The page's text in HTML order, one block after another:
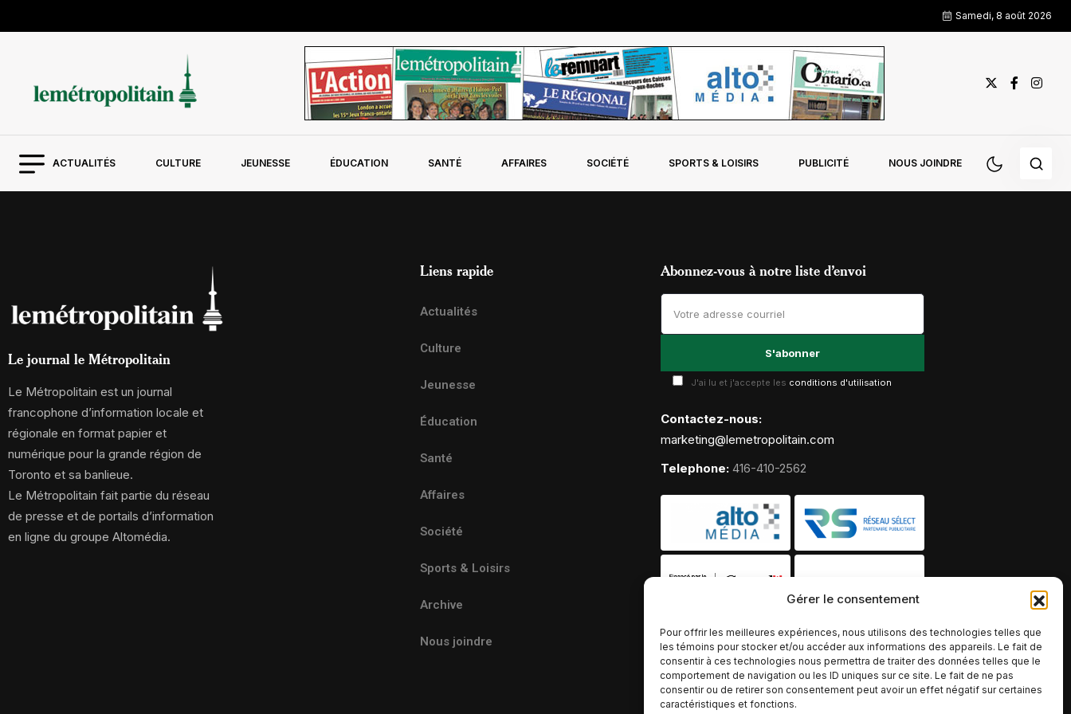
Gérer le consentement
Pour offrir les meilleures expériences, nous utilisons des technologies telles que
les témoins pour stocker et/ou accéder aux informations des appareils. Le fait de
consentir à ces technologies nous permettra de traiter des données telles que le
comportement de navigation ou les ID uniques sur ce site. Le fait de ne pas
consentir ou de retirer son consentement peut avoir un effet négatif sur certaines
caractéristiques et fonctions.
Samedi, 8 août 2026
ACTUALITÉS CULTURE JEUNESSE ÉDUCATION SANTÉ AFFAIRES SOCIÉTÉ SPORTS & LOISIRS PUBLICITÉ NOUS JOINDRE
Le journal le Métropolitain
Le Métropolitain est un journal
francophone d’information locale et
régionale en format papier et
numérique pour la grande région de
Toronto et sa banlieue.
Le Métropolitain fait partie du réseau
de presse et de portails d’information
en ligne du groupe Altomédia.
Liens rapide
Actualités
Culture
Jeunesse
Éducation
Santé
Affaires
Société
Sports & Loisirs
Archive
Nous joindre
Abonnez-vous à notre liste d’envoi
J'ai lu et j'accepte les conditions d'utilisation
Contactez-nous:
marketing@lemetropolitain.com
Telephone: 416-410-2562